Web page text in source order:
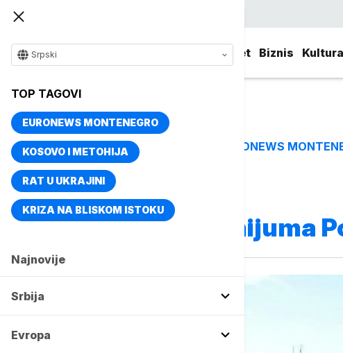
Svet Biznis Kultura
Srpski
TOP TAGOVI
EURONEWS MONTENEGRO
KOSOVO I METOHIJA
RAT U UKRAJINI
KRIZA NA BLISKOM ISTOKU
Najnovije
Srbija
Evropa
TOP TAGOVI EURONEWS
Vise o temi
Kombinat aluminijuma